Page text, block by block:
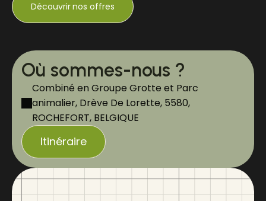
Découvrirnos offres
Où sommes-nous ?
Combiné en Groupe Grotte et Parc
animalier, Drève De Lorette, 5580,
ROCHEFORT, BELGIQUE
Itinéraire